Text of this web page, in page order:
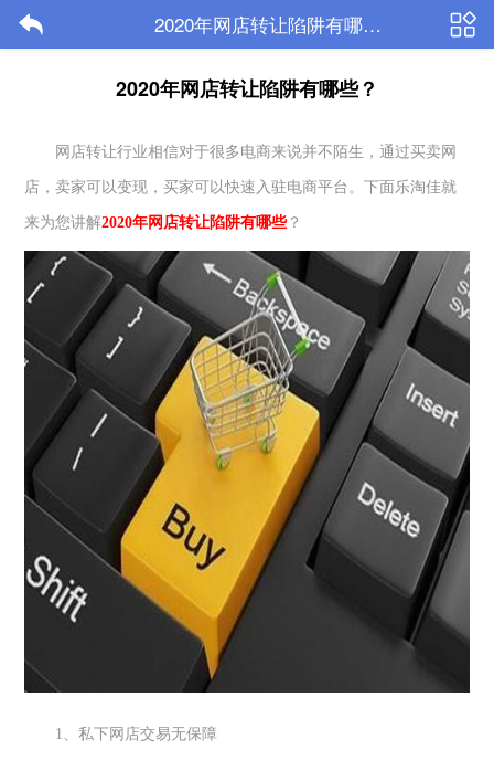
2020年网店转让陷阱有哪些？-乐淘佳
2020年网店转让陷阱有哪些？
网店转让行业相信对于很多电商来说并不陌生，通过买卖网
店，卖家可以变现，买家可以快速入驻电商平台。下面乐淘佳就
来为您讲解2020年网店转让陷阱有哪些？
1 、私下网店交易无保障